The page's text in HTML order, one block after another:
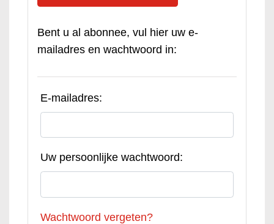
Bent u al abonnee, vul hier uw e-
mailadres en wachtwoord in:
E-mailadres:
Uw persoonlijke wachtwoord:
Wachtwoord vergeten?